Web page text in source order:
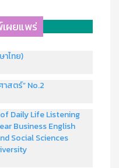
ผยแพร่
าไทย)
สตร์” No.2
Daily Life Listening
Business English
Social Sciences